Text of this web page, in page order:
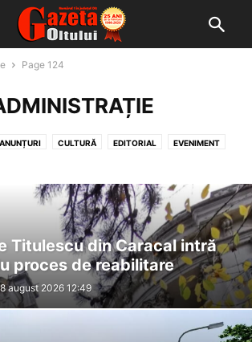
Page 124
ANUNȚURI CULTURĂ EDITORIAL EVENIMENT
ZILEI PE BUNE...?! PE SURSE POLITICĂ
SPORT ȘTIAȚI CĂ ȘTIRI PRINCIPALE
ULTIMĂ ORĂ
Titulescu din Caracal intră
proces de reabilitare
8 august 2026 12:49